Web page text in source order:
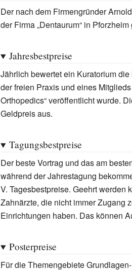
Der nach dem Firmengründer
der Firma „Dentaurum“ in
Jahresbestpreise
Jährlich bewertet ein Kuratorium
der freien Praxis und eines
Orthopedics“ veröffentlicht wurde.
Geldpreis aus.
Tagungsbestpreise
Der beste Vortrag und das am
während der Jahrestagung
V. Tagesbestpreise. Geehrt werden
Zahnärzte, die nicht immer Zugang
Einrichtungen haben. Das können
Posterpreise
Für die Themengebiete